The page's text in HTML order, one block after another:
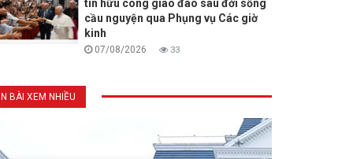
tín hữu công giáo đào sâu đời sống
cầu nguyện qua Phụng vụ Các giờ
kinh
07/08/2026 33
BÀI XEM NHIỀU